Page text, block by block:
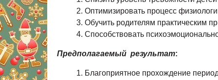
Оптимизировать процесс
Обучить родителям практическим
Способствовать
Предполагаемый результат:
Благоприятное прохождение